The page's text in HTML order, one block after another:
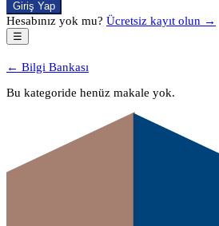
Giriş Yap
Hesabınız yok mu? Ücretsiz kayıt olun →
☰
← Bilgi Bankası
Bu kategoride henüz makale yok.